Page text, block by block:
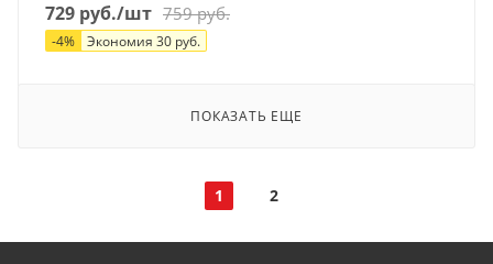
729 руб./шт 759руб.
-4% Экономия 30 руб.
ПОКАЗАТЬ ЕЩЕ
1 2